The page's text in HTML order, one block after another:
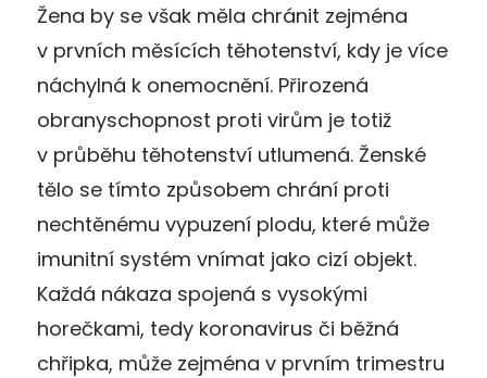
Žena by se však měla chránit zejména
v prvních měsících těhotenství, kdy je více
náchylná k onemocnění. Přirozená
obranyschopnost proti virům je totiž
v průběhu těhotenství utlumená. Ženské
tělo se tímto způsobem chrání proti
nechtěnému vypuzení plodu, které může
imunitní systém vnímat jako cizí objekt.
Každá nákaza spojená s vysokými
horečkami, tedy koronavirus či běžná
chřipka, může zejména v prvním trimestru